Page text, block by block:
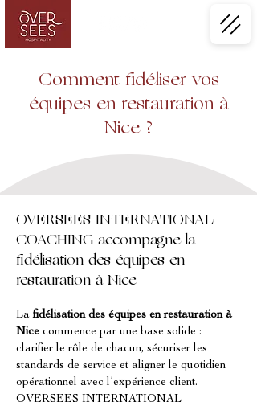
Comment fidéliser vos
équipes en restauration à
Nice ?
OVERSEES INTERNATIONAL
COACHING accompagne la
fidélisation des équipes en
restauration à Nice
La fidélisation des équipes en restauration à
Nice commence par une base solide :
clarifier le rôle de chacun, sécuriser les
standards de service et aligner le quotidien
opérationnel avec l’expérience client.
OVERSEES INTERNATIONAL